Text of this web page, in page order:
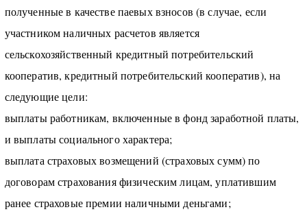
полученные в качестве паевых взносов (в случае, если
участником наличных расчетов является
сельскохозяйственный кредитный потребительский
кооператив, кредитный потребительский кооператив), на
следующие цели:
выплаты работникам, включенные в фонд заработной платы,
и выплаты социального характера;
выплата страховых возмещений (страховых сумм) по
договорам страхования физическим лицам, уплатившим
ранее страховые премии наличными деньгами;